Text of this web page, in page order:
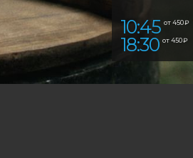
10:45 от 450 ₽
18:30 от 450 ₽